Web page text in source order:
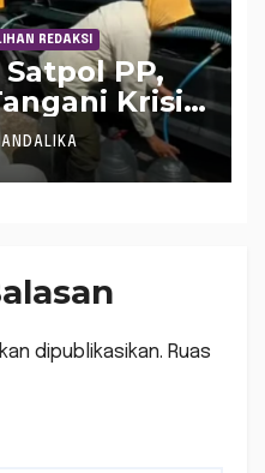
REDAKSI
PP,
Krisis
dipublikasikan. Ruas